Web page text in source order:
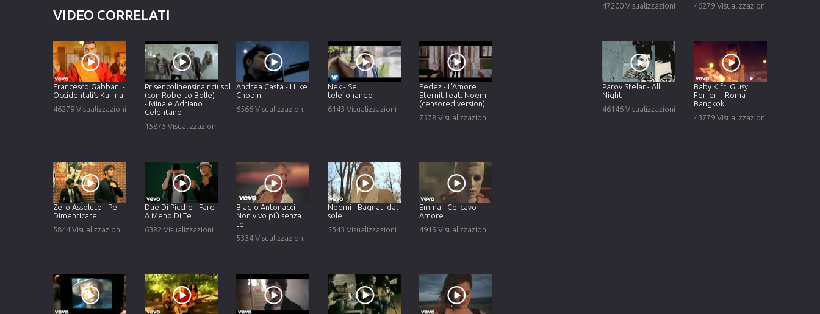
VIDEO CORRELATI
Francesco Gabbani -
Occidentali's Karma
46279 Visualizzazioni
Prisencolinensinainciusol
(con Roberto Bolle)
- Mina e Adriano
Celentano
15875 Visualizzazioni
Andrea Casta - I Like
Chopin
6566 Visualizzazioni
Nek - Se
telefonando
6143 Visualizzazioni
Fedez - L'Amore
Eternit feat. Noemi
(censored version)
7578 Visualizzazioni
Zero Assoluto - Per
Dimenticare
5844 Visualizzazioni
Due Di Picche - Fare
A Meno Di Te
6382 Visualizzazioni
Biagio Antonacci -
Non vivo più senza
te
5334 Visualizzazioni
Noemi - Bagnati dal
sole
5543 Visualizzazioni
Emma - Cercavo
Amore
4919 Visualizzazioni
47200 Visualizzazioni
46279 Visualizzazioni
Parov Stelar - All
Night
46146 Visualizzazioni
Baby K ft. Giusy
Ferreri - Roma -
Bangkok
43779 Visualizzazioni